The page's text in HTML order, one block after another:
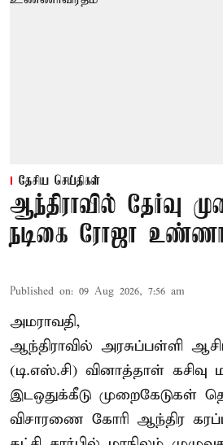
தேசிய செய்திகள்
ஆந்திராவில் தேர்வு
நடிகை ரோஜா
Published on: 09 Aug 2026, 7:56 am
அமராவதி,
ஆந்திராவில் அரசுப்பள்ளி
(டி.எஸ்.சி) வினாத்தாள் கசிவு
இடஒதுக்கீடு முறைகேடுகள்
விசாரணை கோரி ஆந்திர